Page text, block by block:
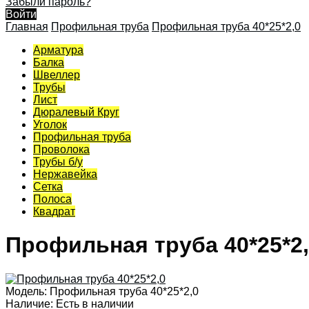
Войти
Главная Профильная труба Профильная труба 40*25*2,0
Арматура
Балка
Швеллер
Трубы
Лист
Дюралевый Круг
Уголок
Профильная труба
Проволока
Трубы б/у
Нержавейка
Сетка
Полоса
Квадрат
Профильная труба
Модель: Профильная труба 40*25*2,0
Наличие: Есть в наличии